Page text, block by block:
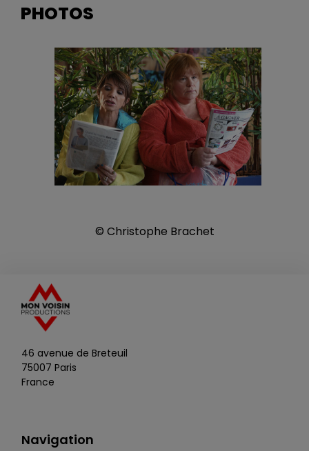
PHOTOS
© Christophe Brachet
46 avenue de Breteuil
75007 Paris
France
Navigation